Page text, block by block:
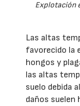
Explotación
Las altas
favorecido la
hongos y
las altas
suelo debida
daños suelen